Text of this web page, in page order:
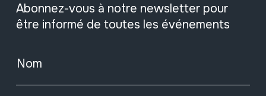
Abonnez-vous à notre newsletter pour
être informé de toutes les événements
Nom